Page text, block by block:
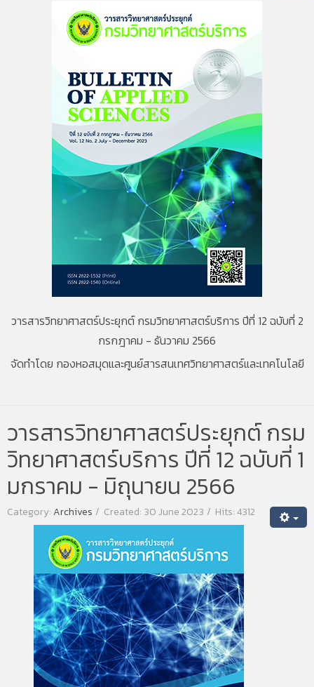
วารสารวิทยาศาสตร์ประยุกต์ กรมวิทยาศาสตร์บริการ ปีที่ 12 ฉบับที่ 2
กรกฎาคม - ธันวาคม 2566
จัดทำโดย กองหอสมุดและศูนย์สารสนเทศวิทยาศาสตร์และเทคโนโลยี
วารสารวิทยาศาสตร์ประยุกต์ กรม
วิทยาศาสตร์บริการ ปีที่ 12 ฉบับที่ 1
มกราคม - มิถุนายน 2566
Category: Archives Created: 30 June 2023 Hits: 4312